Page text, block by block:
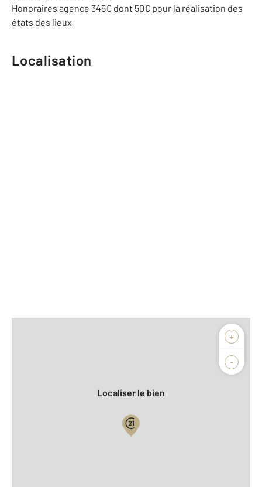
Honoraires agence 345€ dont 50€ pour la réalisation des
états des lieux
Localisation
+
-
Localiser le bien